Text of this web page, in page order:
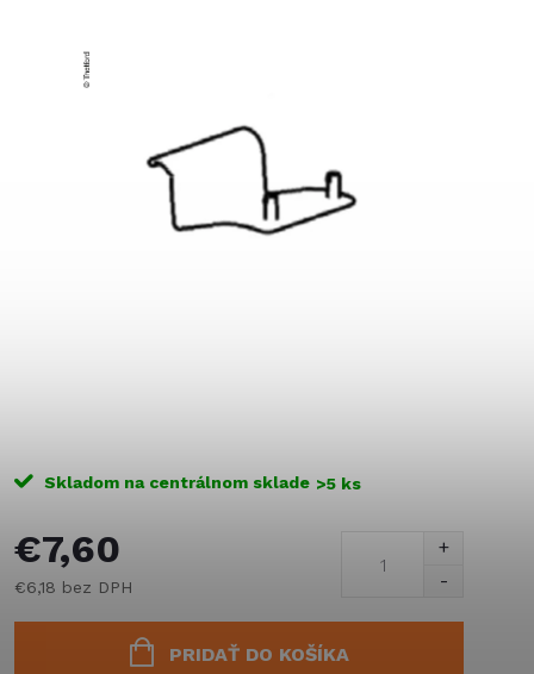
Skladom na centrálnom sklade >5 ks
€7,60
€6,18 bez DPH
PRIDAŤ DO KOŠÍKA